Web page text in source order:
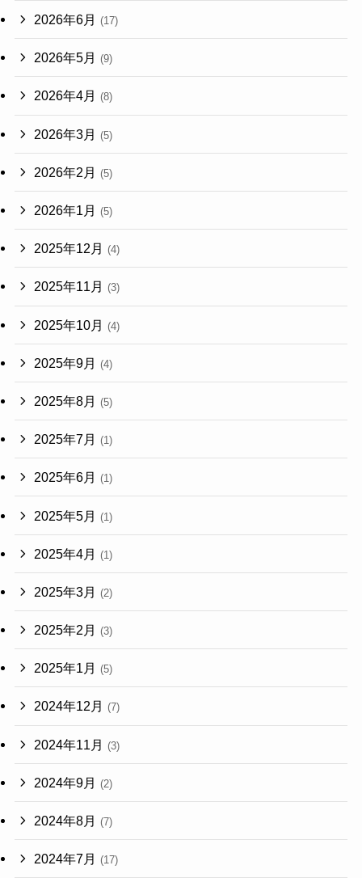
2026年6月 (17)
2026年5月 (9)
2026年4月 (8)
2026年3月 (5)
2026年2月 (5)
2026年1月 (5)
2025年12月 (4)
2025年11月 (3)
2025年10月 (4)
2025年9月 (4)
2025年8月 (5)
2025年7月 (1)
2025年6月 (1)
2025年5月 (1)
2025年4月 (1)
2025年3月 (2)
2025年2月 (3)
2025年1月 (5)
2024年12月 (7)
2024年11月 (3)
2024年9月 (2)
2024年8月 (7)
2024年7月 (17)